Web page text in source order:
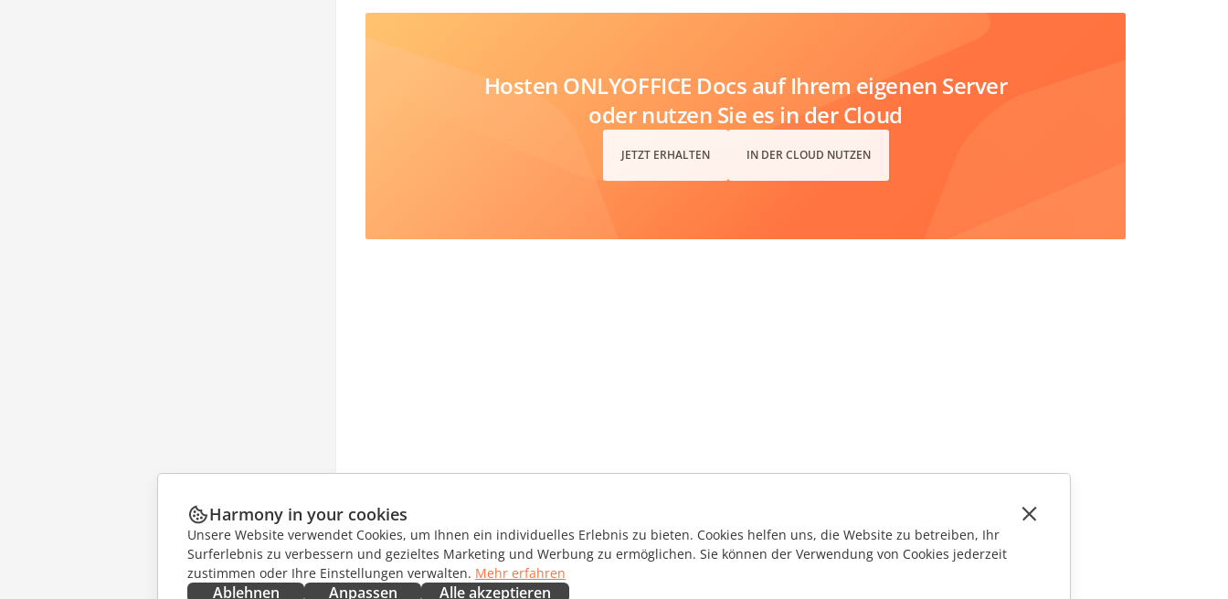
Hosten ONLYOFFICE Docs auf Ihrem eigenen Server
oder nutzen Sie es in der Cloud
JETZT ERHALTEN IN DER CLOUD NUTZEN
Harmony in your cookies
Unsere Website verwendet Cookies, um Ihnen ein individuelles Erlebnis zu bieten. Cookies helfen uns, die Website zu betreiben, Ihr
Surferlebnis zu verbessern und gezieltes Marketing und Werbung zu ermöglichen. Sie können der Verwendung von Cookies jederzeit
zustimmen oder Ihre Einstellungen verwalten. Mehr erfahren
Ablehnen Anpassen Alle akzeptieren